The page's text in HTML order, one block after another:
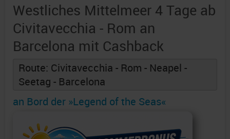
Westliches Mittelmeer 4 Tage ab
Civitavecchia - Rom an
Barcelona mit Cashback
Route: Civitavecchia - Rom - Neapel -
Seetag - Barcelona
an Bord der »Legend of the Seas«